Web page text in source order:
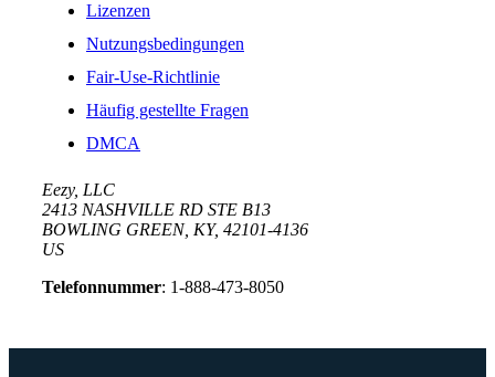
Lizenzen
Nutzungsbedingungen
Fair-Use-Richtlinie
Häufig gestellte Fragen
DMCA
Eezy, LLC
2413 NASHVILLE RD STE B13
BOWLING GREEN, KY, 42101-4136
US
Telefonnummer: 1-888-473-8050